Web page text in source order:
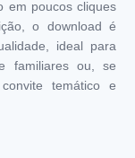
em poucos cliques
o download é
ideal para
familiares ou, se
temático e